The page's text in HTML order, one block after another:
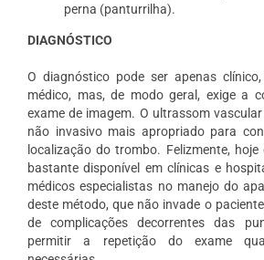
perna (panturrilha).
DIAGNÓSTICO
O diagnóstico pode ser apenas
médico, mas, de modo geral, exige a
exame de imagem. O ultrassom
não invasivo mais apropriado para
localização do trombo. Felizmente,
bastante disponível em clínicas e
médicos especialistas no manejo do
deste método, que não invade o
de complicações decorrentes das
permitir a repetição do exame